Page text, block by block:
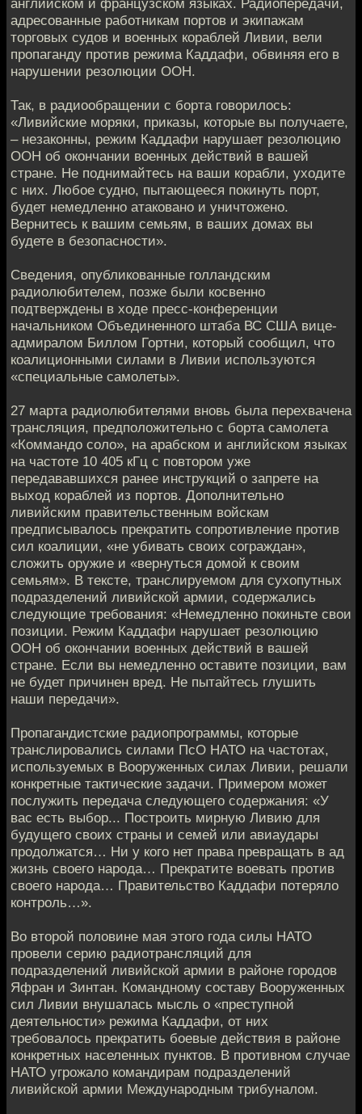
английском и французском языках. Радиопередачи,
адресованные работникам портов и экипажам
торговых судов и военных кораблей Ливии, вели
пропаганду против режима Каддафи, обвиняя его в
нарушении резолюции ООН.
Так, в радиообращении с борта говорилось:
«Ливийские моряки, приказы, которые вы получаете,
– незаконны, режим Каддафи нарушает резолюцию
ООН об окончании военных действий в вашей
стране. Не поднимайтесь на ваши корабли, уходите
с них. Любое судно, пытающееся покинуть порт,
будет немедленно атаковано и уничтожено.
Вернитесь к вашим семьям, в ваших домах вы
будете в безопасности».
Сведения, опубликованные голландским
радиолюбителем, позже были косвенно
подтверждены в ходе пресс-конференции
начальником Объединенного штаба ВС США вице-
адмиралом Биллом Гортни, который сообщил, что
коалиционными силами в Ливии используются
«специальные самолеты».
27 марта радиолюбителями вновь была перехвачена
трансляция, предположительно с борта самолета
«Коммандо соло», на арабском и английском языках
на частоте 10 405 кГц с повтором уже
передававшихся ранее инструкций о запрете на
выход кораблей из портов. Дополнительно
ливийским правительственным войскам
предписывалось прекратить сопротивление против
сил коалиции, «не убивать своих сограждан»,
сложить оружие и «вернуться домой к своим
семьям». В тексте, транслируемом для сухопутных
подразделений ливийской армии, содержались
следующие требования: «Немедленно покиньте свои
позиции. Режим Каддафи нарушает резолюцию
ООН об окончании военных действий в вашей
стране. Если вы немедленно оставите позиции, вам
не будет причинен вред. Не пытайтесь глушить
наши передачи».
Пропагандистские радиопрограммы, которые
транслировались силами ПсО НАТО на частотах,
используемых в Вооруженных силах Ливии, решали
конкретные тактические задачи. Примером может
послужить передача следующего содержания: «У
вас есть выбор... Построить мирную Ливию для
будущего своих страны и семей или авиаудары
продолжатся… Ни у кого нет права превращать в ад
жизнь своего народа… Прекратите воевать против
своего народа… Правительство Каддафи потеряло
контроль…».
Во второй половине мая этого года силы НАТО
провели серию радиотрансляций для
подразделений ливийской армии в районе городов
Яфран и Зинтан. Командному составу Вооруженных
сил Ливии внушалась мысль о «преступной
деятельности» режима Каддафи, от них
требовалось прекратить боевые действия в районе
конкретных населенных пунктов. В противном случае
НАТО угрожало командирам подразделений
ливийской армии Международным трибуналом.